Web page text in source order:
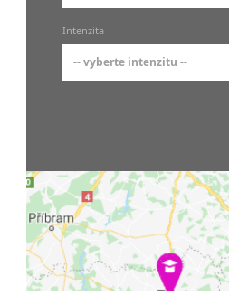
-- vyberte město --
pražské městské části
Praha 10
krajská města
Brno
Plzeň
Liberec
Olomouc
Intenzita
-- vyberte intenzitu --
20 a více hodin týdně